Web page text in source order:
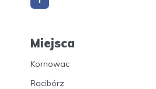
Miejsca
Kornowac
Racibórz